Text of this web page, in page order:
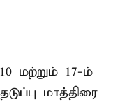
மற்றும் 17-ம்
மாத்திரை